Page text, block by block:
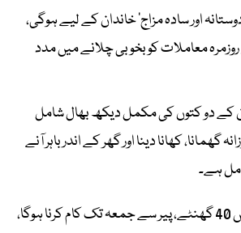
اور سادہ مزاج‘ خاندان کے لیے ہوگی،
معاملات کو بخوبی چلانے میں مدد
کے دو کتوں کی مکمل دیکھ بھال شامل
کھانا دینا اور گھر کے اندر باہر آنے
ہے۔
ہاؤس کیپر کو ہفتے میں 40 گھنٹے، پیر سے جمعہ تک کام کرنا ہوگا،